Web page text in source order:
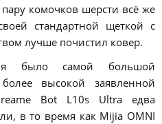
комочков шерсти всё же
стандартной щеткой с
лучше почистил ковер.
было самой большой
высокой заявленной
Bot L10s Ultra едва
в то время как Mijia OMNI